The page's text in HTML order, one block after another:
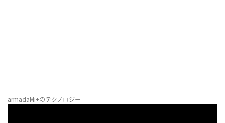
armadaMi+のテクノロジー